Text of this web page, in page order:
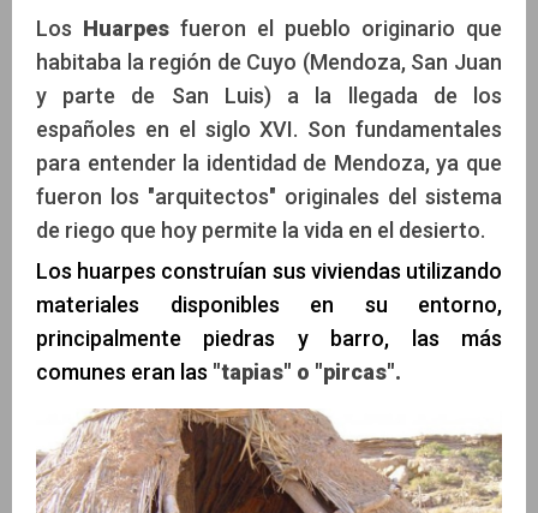
Los Huarpes fueron el pueblo originario que
habitaba la región de Cuyo (Mendoza, San Juan
y parte de San Luis) a la llegada de los
españoles en el siglo XVI. Son fundamentales
para entender la identidad de Mendoza, ya que
fueron los "arquitectos" originales del sistema
de riego que hoy permite la vida en el desierto.
Los huarpes construían sus viviendas utilizando
materiales disponibles en su entorno,
principalmente piedras y barro, las más
comunes eran las "tapias" o "pircas".